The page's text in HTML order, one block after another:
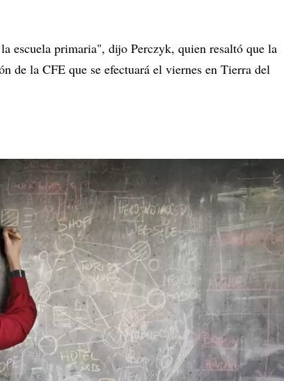
escuela primaria", dijo Perczyk, quien resaltó que la
de la CFE que se efectuará el viernes en Tierra del